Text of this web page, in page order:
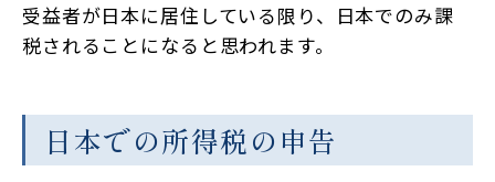
受益者が日本に居住している限り、日本でのみ課
税されることになると思われます。
日本での所得税の申告